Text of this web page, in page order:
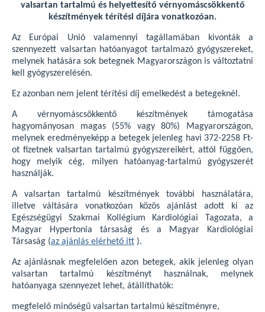
valsartan tartalmú és helyettesítő vérnyomáscsökkentő
készítmények térítési díjára vonatkozóan.
Az Európai Unió valamennyi tagállamában kivonták a
szennyezett valsartan hatóanyagot tartalmazó gyógyszereket,
melynek hatására sok betegnek Magyarországon is változtatni
kell gyógyszerelésén.
Ez azonban nem jelent térítési díj emelkedést a betegeknél.
A vérnyomáscsökkentő készítmények támogatása
hagyományosan magas (55% vagy 80%) Magyarországon,
melynek eredményeképp a betegek jelenleg havi 372-2258 Ft-
ot fizetnek valsartan tartalmú gyógyszereikért, attól függően,
hogy melyik cég, milyen hatóanyag-tartalmú gyógyszerét
használják.
A valsartan tartalmú készítmények további használatára,
illetve váltására vonatkozóan közös ajánlást adott ki az
Egészségügyi Szakmai Kollégium Kardiológiai Tagozata, a
Magyar Hypertonia társaság és a Magyar Kardiológiai
Társaság (az ajánlás elérhető itt ).
Az ajánlásnak megfelelően azon betegek, akik jelenleg olyan
valsartan tartalmú készítményt használnak, melynek
hatóanyaga szennyezet lehet, átállíthatók:
megfelelő minőségű valsartan tartalmú készítményre,